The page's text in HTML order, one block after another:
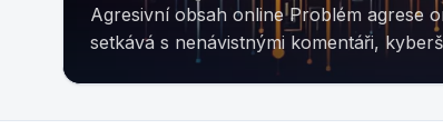
Agresivní obsah online Problém agrese online je bohužel stále aktuální. Mnoho lidí se
setkává s nenávistnými komentáři,